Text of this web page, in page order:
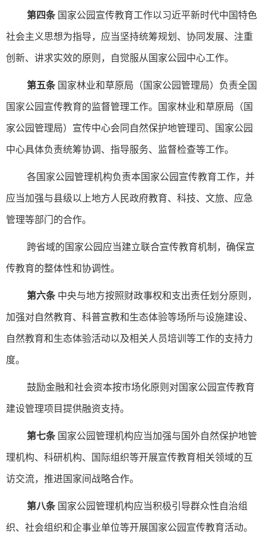
第四条国家公园宣传教育工作以习近平新时代中国特色
社会主义思想为指导，应当坚持统筹规划、协同发展、注重
创新、讲求实效的原则，自觉服从国家公园中心工作。
第五条国家林业和草原局（国家公园管理局）负责全国
国家公园宣传教育的监督管理工作。国家林业和草原局（国
家公园管理局）宣传中心会同自然保护地管理司、国家公园
中心具体负责统筹协调、指导服务、监督检查等工作。
各国家公园管理机构负责本国家公园宣传教育工作，并
应当加强与县级以上地方人民政府教育、科技、文旅、应急
管理等部门的合作。
跨省域的国家公园应当建立联合宣传教育机制，确保宣
传教育的整体性和协调性。
第六条中央与地方按照财政事权和支出责任划分原则，
加强对自然教育、科普宣教和生态体验等场所与设施建设、
自然教育和生态体验活动以及相关人员培训等工作的支持力
度。
鼓励金融和社会资本按市场化原则对国家公园宣传教育
建设管理项目提供融资支持。
第七条国家公园管理机构应当加强与国外自然保护地管
理机构、科研机构、国际组织等开展宣传教育相关领域的互
访交流，推进国家间战略合作。
第八条国家公园管理机构应当积极引导群众性自治组
织、社会组织和企事业单位等开展国家公园宣传教育活动。